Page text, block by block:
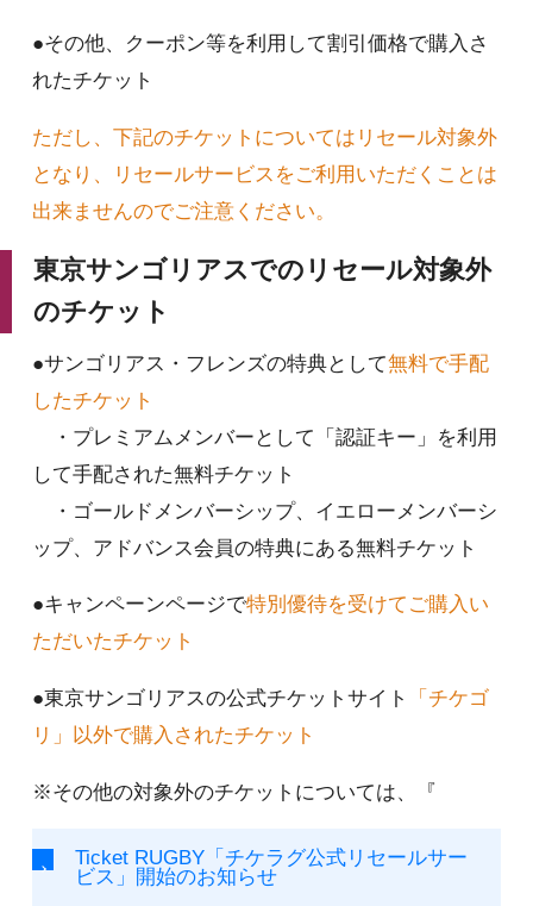
●その他、クーポン等を利用して割引価格で購入さ
れたチケット
ただし、下記のチケットについてはリセール対象外
となり、リセールサービスをご利用いただくことは
出来ませんのでご注意ください。
東京サンゴリアスでのリセール対象外
のチケット
●サンゴリアス・フレンズの特典として無料で手配
したチケット
・プレミアムメンバーとして「認証キー」を利用
して手配された無料チケット
・ゴールドメンバーシップ、イエローメンバーシ
ップ、アドバンス会員の特典にある無料チケット
●キャンペーンページで特別優待を受けてご購入い
ただいたチケット
●東京サンゴリアスの公式チケットサイト
「チケゴ
リ」以外で購入されたチケット
※その他の対象外のチケットについては、『
Ticket RUGBY「チケラグ公式リセールサー
ビス」開始のお知らせ